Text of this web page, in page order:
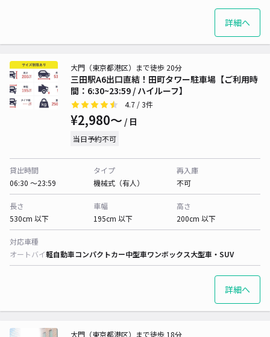
詳細へ
三田駅A6出口直結！田町タワー駐車場【ご利用時
間：6:30~23:59 / ハイルーフ】
大門（東京都港区）まで徒歩 20分
4.7 / 3件
¥2,980〜 / 日
当日予約不可
貸出時間
06:30 〜23:59
タイプ
機械式（有人）
再入庫
不可
長さ
530cm 以下
車幅
195cm 以下
高さ
200cm 以下
対応車種
オートバイ軽自動車コンパクトカー中型車ワンボックス大型車・SUV
詳細へ
大門（東京都港区）まで徒歩 18分